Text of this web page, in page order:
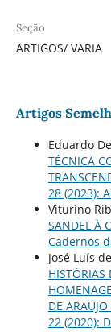
Seção
ARTIGOS/ VARIA
Artigos
Eduardo
TÉCNICA
28 (2023):
Viturino
SANDEL À
Cadernos
José Luís
HISTÓRIAS
DE
22 (2020):